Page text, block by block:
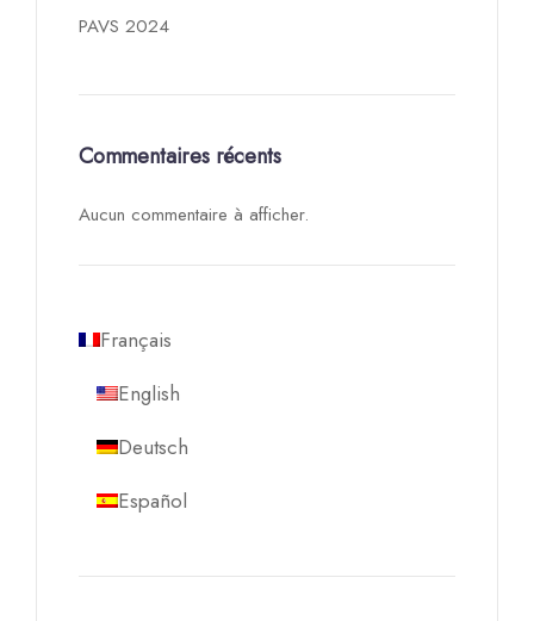
PAVS 2024
Commentaires récents
Aucun commentaire à afficher.
Français
English
Deutsch
Español